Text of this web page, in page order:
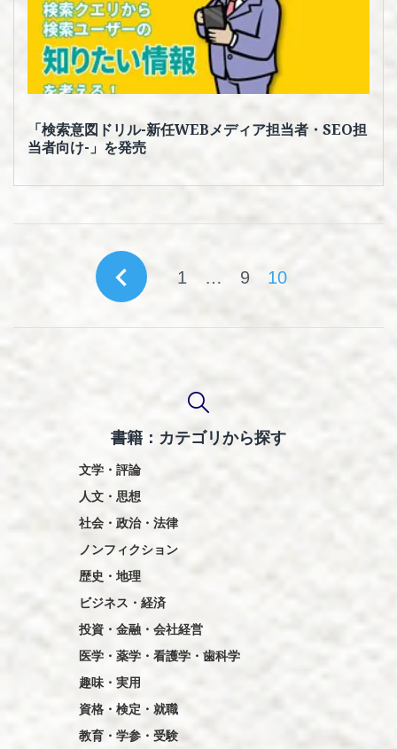
「検索意図ドリル-新任WEBメディア担当者・SEO担
当者向け-」を発売
ー
navigate_before 1 … 9 10
書籍：カテゴリから探す
文学・評論
人文・思想
社会・政治・法律
ノンフィクション
歴史・地理
ビジネス・経済
投資・金融・会社経営
医学・薬学・看護学・歯科学
趣味・実用
資格・検定・就職
教育・学参・受験